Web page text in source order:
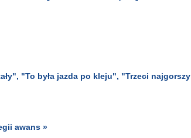
"To była jazda po kleju", "Trzeci najgorszy
awans »